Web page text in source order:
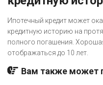
Ипотечный кредит может
кредитную историю на
полного погашения.
отображаться до 10 лет.
Вам также может